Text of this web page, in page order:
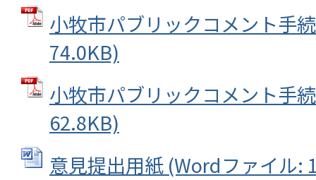
小牧市パブリックコメント手
74.0KB)
小牧市パブリックコメント手
62.8KB)
意見提出用紙 (Wordファイル: